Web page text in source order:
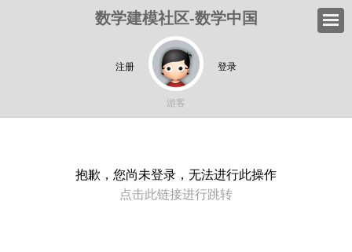
数学建模社区-数学中国
注册 登录
游客
抱歉，您尚未登录，无法进行此操作
点击此链接进行跳转